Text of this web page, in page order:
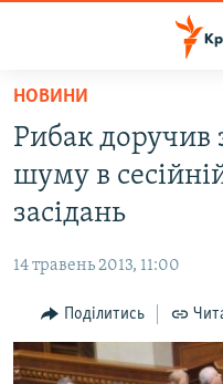
Перейти
основного
матеріалу
Перейти
до
основної
навігації
Перейти
до
пошуку
НОВИНИ
ВОДА.КРИМ
ВІДЕО ТА ФОТО
БЛОГИ
ПОГЛЯД
ІНТЕРВ'Ю
НОВИНИ
Рибак доручив
шуму в
засідань
14 травень 2013, 11:00
Поділитись